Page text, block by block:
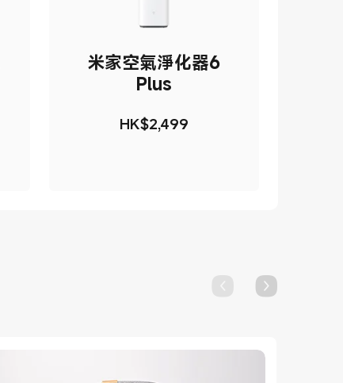
米家空氣淨化器6
Plus
HK$2,499
現價 HK$2499